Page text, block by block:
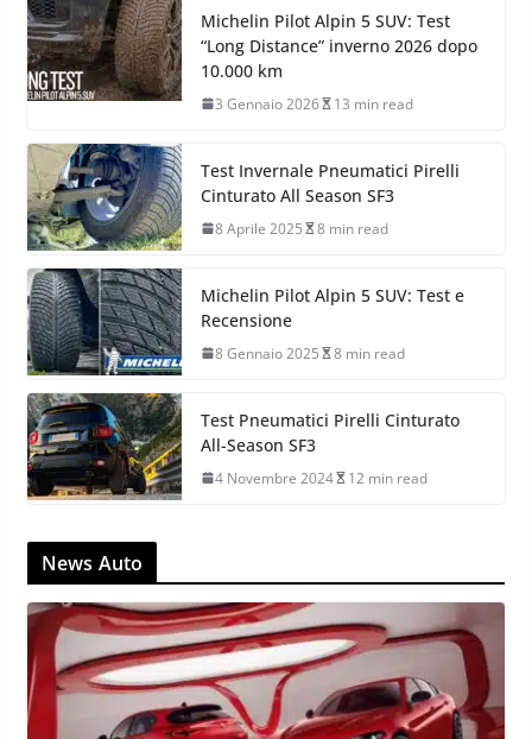
Michelin Pilot Alpin 5 SUV: Test
“Long Distance” inverno 2026 dopo
10.000 km
3 Gennaio 2026 13 min read
Test Invernale Pneumatici Pirelli
Cinturato All Season SF3
8 Aprile 2025 8 min read
Michelin Pilot Alpin 5 SUV: Test e
Recensione
8 Gennaio 2025 8 min read
Test Pneumatici Pirelli Cinturato
All-Season SF3
4 Novembre 2024 12 min read
News Auto